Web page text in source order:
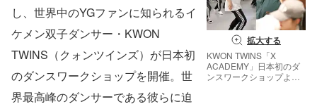
拡大する
KWON TWINS「X
ACADEMY」日本初のダ
ンスワークショップより
し、世界中のYGファンに知られるイ
ケメン双子ダンサー・KWON
TWINS（クォンツインズ）が日本初
のダンスワークショップを開催。世
界最高峰のダンサーである彼らに迫